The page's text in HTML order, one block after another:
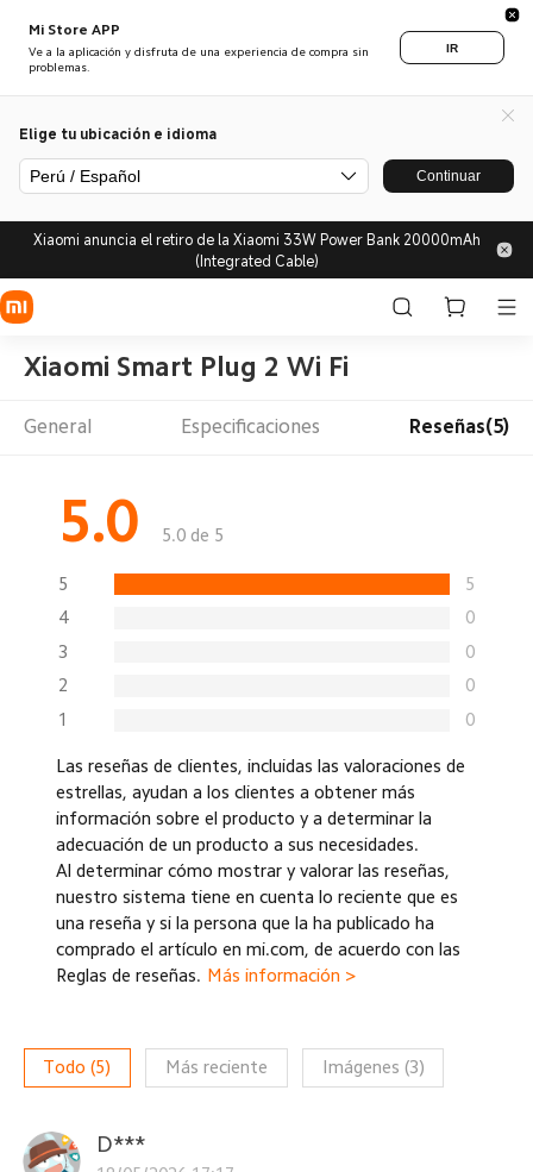
Mi Store APP
Ve a la aplicación y disfruta de una experiencia de compra sin
problemas.
IR
Elige tu ubicación e idioma
Perú / Español Continuar
Xiaomi anuncia el retiro de la Xiaomi 33W Power Bank 20000mAh
(Integrated Cable)
Xiaomi Smart Plug 2 Wi Fi
General Especificaciones Reseñas(5)
5.0 5.0 de 5
5
5
4
0
3
0
2
0
1
0
Las reseñas de clientes, incluidas las valoraciones de
estrellas, ayudan a los clientes a obtener más
información sobre el producto y a determinar la
adecuación de un producto a sus necesidades.
Al determinar cómo mostrar y valorar las reseñas,
nuestro sistema tiene en cuenta lo reciente que es
una reseña y si la persona que la ha publicado ha
comprado el artículo en mi.com, de acuerdo con las
Reglas de reseñas. Más información >
Todo (5) Más reciente Imágenes (3)
D***